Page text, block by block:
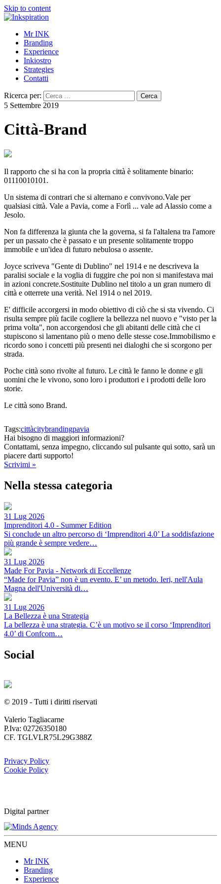
Skip to content
Mr INK
Branding
Experience
Inkiostro
Strategies
Contatti
Ricerca per:
5 Settembre 2019
Città-Brand
Il rapporto che si ha con la propria città è solitamente binario:
01110010101.
Un sistema di contrari che si alternano e convivono.Vale per
qualsiasi città. Vale a Pavia, come a Forlì ... vale ad Alassio come a
Jesolo.
Non fa differenza la giunta che la governa, si fa l'altalena tra l'amore
per un passato che è passato e un presente solitamente troppo
immobile e un'idea di futuro nebulosa o assente.
Joyce scriveva "Gente di Dublino" nel 1914 e ne descriveva la
paralisi sociale e la voglia di fuggire che poi non si manifestava mai
in azioni concrete.Sostituite Dublino nel titolo a un gran numero di
città e otterrete una verità. Nel 1914 o nel 2019.
E' difficile accorgersi in modo obiettivo di ciò che si sta vivendo. Ci
risulta sempre più facile cogliere la bellezza nel nuovo e "visto per la
prima volta", non accorgendosi che gli abitanti delle città che ci
stupiscono si lamentano più o meno delle stesse cose.Immobilismo e
ricordo sono i concetti più presenti nei dialoghi che si scorgono per
strada.
Poche città sono rivolte al futuro. Le città le fanno le donne e gli
uomini che le vivono, sono loro i produttori e i prodotti delle loro
storie.
Le città sono Brand.
Tags:cittàcitybrandingpavia
Hai bisogno di maggiori informazioni?
Contattami, senza impegno, cliccando sul pulsante qui sotto, sarà un
piacere darti supporto!
Scrivimi »
Nella stessa categoria
31 Lug 2026
Imprenditori 4.0 - Summer Edition
Si conclude un altro percorso di ‘Imprenditori 4.0’ La soddisfazione
più grande è sempre vedere…
31 Lug 2026
Made For Pavia - Network di Eccellenze
“Made for Pavia” non è un evento. E’ un metodo. Ieri, nell'Aula
Magna dell'Università di…
31 Lug 2026
La Bellezza è una Strategia
La bellezza è una strategia. C’è un motivo se il corso ‘Imprenditori
4.0’ di Confcom…
Social
© 2019 - Tutti i diritti riservati
Valerio Tagliacarne
P.Iva: 02726350180
CF. TGLVLR75L29G388Z
Privacy Policy
Cookie Policy
Digital partner
MENU
Mr INK
Branding
Experience